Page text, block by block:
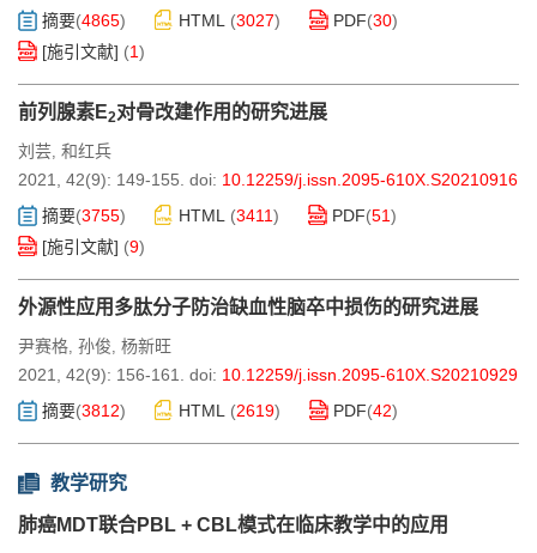
摘要(4865) HTML (3027) PDF(30)
[施引文献] (1)
前列腺素E2对骨改建作用的研究进展
刘芸, 和红兵
2021, 42(9): 149-155. doi: 10.12259/j.issn.2095-610X.S20210916
摘要(3755) HTML (3411) PDF(51)
[施引文献] (9)
外源性应用多肽分子防治缺血性脑卒中损伤的研究进展
尹赛格, 孙俊, 杨新旺
2021, 42(9): 156-161. doi: 10.12259/j.issn.2095-610X.S20210929
摘要(3812) HTML (2619) PDF(42)
教学研究
肺癌MDT联合PBL + CBL模式在临床教学中的应用